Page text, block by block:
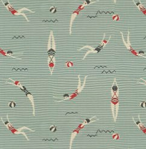
Die digitale Kunst nimmt
spannende Beispiele und
Vincent Schwenk über die
Möglichkeiten und Grenzen
oder KI.
Design Kunst